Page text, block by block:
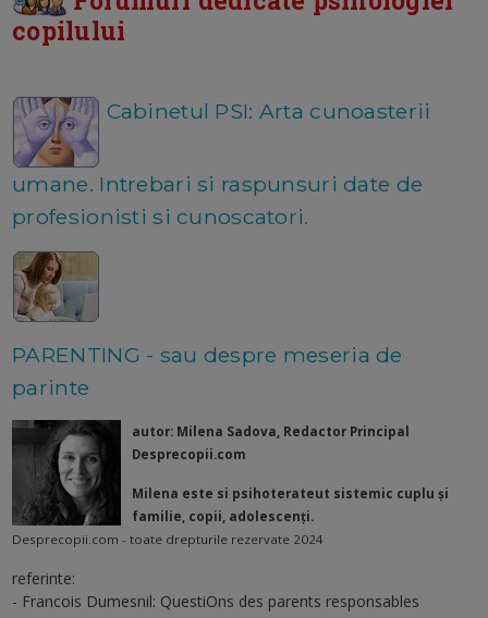
copilului
Cabinetul PSI: Arta cunoasterii
umane. Intrebari si raspunsuri date de
profesionisti si cunoscatori.
PARENTING - sau despre meseria de
parinte
autor: Milena Sadova, Redactor Principal
Desprecopii.com
Milena este si psihoterateut sistemic cuplu și
familie, copii, adolescenți.
Desprecopii.com - toate drepturile rezervate 2024
referinte:
- Francois Dumesnil: QuestiOns des parents responsables